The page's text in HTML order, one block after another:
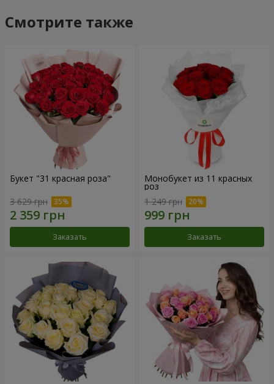
Смотрите также
Букет "31 красная роза"
3 629 грн
Заказать
Монобукет из 11 красных
роз
1 249 грн
Заказать